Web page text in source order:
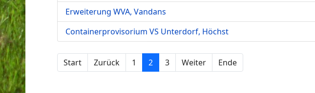
Erweiterung WVA, Vandans
Containerprovisorium VS Unterdorf, Höchst
Start Zurück 1 2 3 Weiter Ende